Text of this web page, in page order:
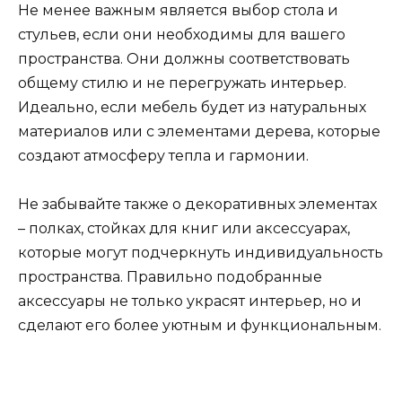
Не менее важным является выбор стола и
стульев, если они необходимы для вашего
пространства. Они должны соответствовать
общему стилю и не перегружать интерьер.
Идеально, если мебель будет из натуральных
материалов или с элементами дерева, которые
создают атмосферу тепла и гармонии.
Не забывайте также о декоративных элементах
– полках, стойках для книг или аксессуарах,
которые могут подчеркнуть индивидуальность
пространства. Правильно подобранные
аксессуары не только украсят интерьер, но и
сделают его более уютным и функциональным.